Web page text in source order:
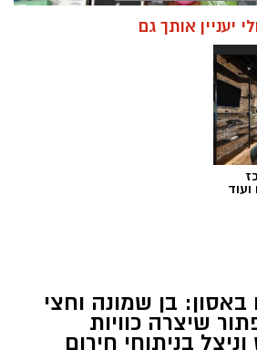
בימים האחרונים שתי
שהובילו למעצר של שלושה
יעניין אותך גם
ועוד
בן שמונה וחצי
שיצרה כוויות
בניתוחי חירום